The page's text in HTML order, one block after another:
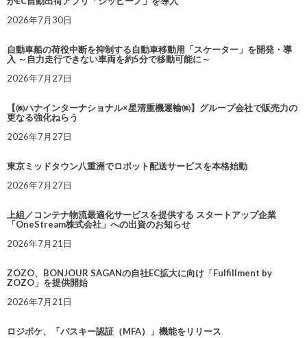
2026年7月30日
自動車船の荷役中断を抑制する自動車移動用「スケーター」を開発・導
入 ～自力走行できない車両を約5分で移動可能に～
2026年7月27日
【㈱ハナインターナショナル×星清重機運輸㈱】グループ会社で販売力の
更なる強化ねらう
2026年7月27日
東京ミッドタウン八重洲でロボット配送サービスを本格始動
2026年7月27日
上組／コンテナ物流最適化サービスを提供する スタートアップ企業
「OneStream株式会社」への出資のお知らせ
2026年7月21日
ZOZO、BONJOUR SAGANの自社EC拡大に向け「Fulfillment by
ZOZO」を提供開始
2026年7月21日
ロジポケ、「パスキー認証（MFA）」機能をリリース